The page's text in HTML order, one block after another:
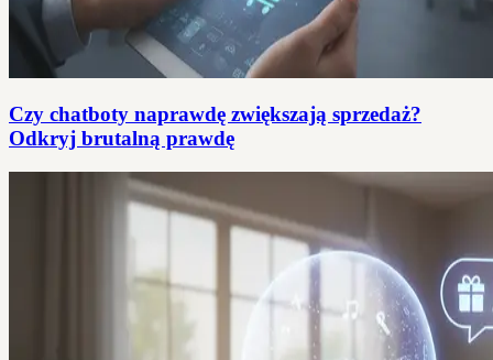
Czy chatboty naprawdę zwiększają sprzedaż?
Odkryj brutalną prawdę